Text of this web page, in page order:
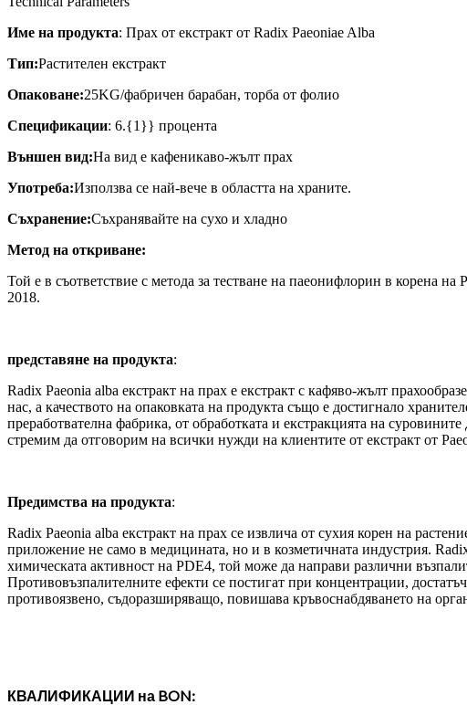
Име на продукта: Прах от екстракт от Radix Paeoniae Alba
Тип:Растителен екстракт
Опаковане:25KG/фабричен барабан, торба от фолио
Спецификации: 6.{1}} процента
Външен вид:На вид е кафеникаво-жълт прах
Употреба:Използва се най-вече в областта на храните.
Съхранение:Съхранявайте на сухо и хладно
Метод на откриване:
Той е в съответствие с метода за тестване на паеонифлорин в корена на
2018.
представяне на продукта:
Radix Paeonia alba екстракт на прах е екстракт с кафяво-жълт
нас, а качеството на опаковката на продукта също е достигнало
преработвателна фабрика, от обработката и екстракцията на
стремим да отговорим на всички нужди на клиентите от екстракт от
Предимства на продукта:
Radix Paeonia alba екстракт на прах се извлича от сухия корен на
приложение не само в медицината, но и в козметичната индустрия.
химическата активност на PDE4, той може да направи различни
Противовъзпалителните ефекти се постигат при концентрации,
противоязвено, съдоразширяващо, повишава кръвоснабдяването на
КВАЛИФИКАЦИИ на BON: